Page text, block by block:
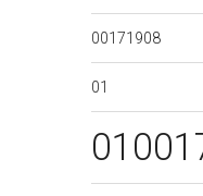
00171908
01